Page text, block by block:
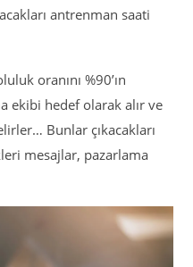
antrenman saati
oranını %90’ın
ekibi hedef olarak alır ve
Bunlar çıkacakları
mesajlar, pazarlama